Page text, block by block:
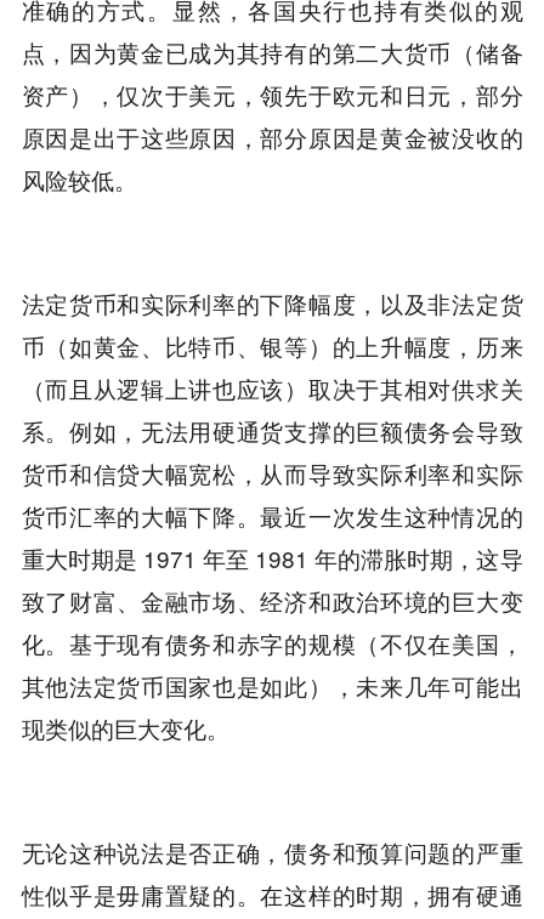
准确的方式。显然，各国央行也持有类似的观
点，因为黄金已成为其持有的第二大货币（储备
资产），仅次于美元，领先于欧元和日元，部分
原因是出于这些原因，部分原因是黄金被没收的
风险较低。
法定货币和实际利率的下降幅度，以及非法定货
币（如黄金、比特币、银等）的上升幅度，历来
（而且从逻辑上讲也应该）取决于其相对供求关
系。例如，无法用硬通货支撑的巨额债务会导致
货币和信贷大幅宽松，从而导致实际利率和实际
货币汇率的大幅下降。最近一次发生这种情况的
重大时期是 1971 年至 1981 年的滞胀时期，这导
致了财富、金融市场、经济和政治环境的巨大变
化。基于现有债务和赤字的规模（不仅在美国，
其他法定货币国家也是如此），未来几年可能出
现类似的巨大变化。
无论这种说法是否正确，债务和预算问题的严重
性似乎是毋庸置疑的。在这样的时期，拥有硬通